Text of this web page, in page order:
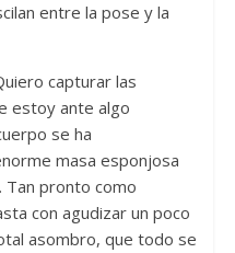
entre la pose y la
capturar las
estoy ante algo
se ha
masa esponjosa
pronto como
con agudizar un poco
asombro, que todo se